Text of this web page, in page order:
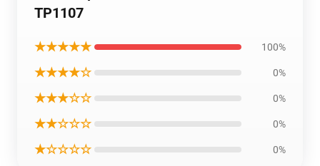
TP1107
★★★★★ 100%
★★★★☆ 0%
★★★☆☆ 0%
★★☆☆☆ 0%
★☆☆☆☆ 0%